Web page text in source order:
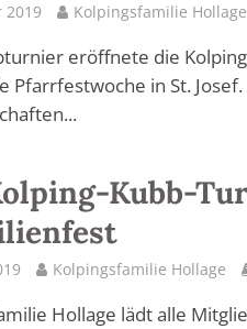
2019 Kolpingsfamilie Hollage
eröffnete die
Pfarrfestwoche in St.
Kubb-
Kolpingsfamilie Hollage
Hollage lädt alle